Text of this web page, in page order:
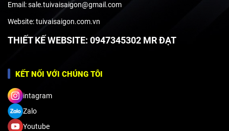
Email: sale.tuivaisaigon@gmail.com
Website: tuivaisaigon.com.vn
THIẾT KẾ WEBSITE: 0947345302 MR ĐẠT
KẾT NỐI VỚI CHÚNG TÔI
intagram
Zalo
Youtube